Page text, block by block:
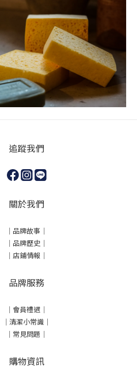
追蹤我們
關於我們
｜ 品牌故事 ｜
｜品牌歷史 ｜
｜店鋪情報｜
品牌服務
｜會員禮遇｜
｜清潔小常識｜
｜常見問題｜
購物資訊